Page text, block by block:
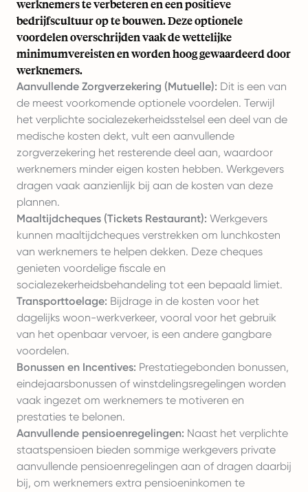
werknemers te verbeteren en een positieve
bedrijfscultuur op te bouwen. Deze optionele
voordelen overschrijden vaak de wettelijke
minimumvereisten en worden hoog gewaardeerd door
werknemers.
Aanvullende Zorgverzekering (Mutuelle): Dit is een van
de meest voorkomende optionele voordelen. Terwijl
het verplichte socialezekerheidsstelsel een deel van de
medische kosten dekt, vult een aanvullende
zorgverzekering het resterende deel aan, waardoor
werknemers minder eigen kosten hebben. Werkgevers
dragen vaak aanzienlijk bij aan de kosten van deze
plannen.
Maaltijdcheques (Tickets Restaurant): Werkgevers
kunnen maaltijdcheques verstrekken om lunchkosten
van werknemers te helpen dekken. Deze cheques
genieten voordelige fiscale en
socialezekerheidsbehandeling tot een bepaald limiet.
Transporttoelage: Bijdrage in de kosten voor het
dagelijks woon-werkverkeer, vooral voor het gebruik
van het openbaar vervoer, is een andere gangbare
voordelen.
Bonussen en Incentives: Prestatiegebonden bonussen,
eindejaarsbonussen of winstdelingsregelingen worden
vaak ingezet om werknemers te motiveren en
prestaties te belonen.
Aanvullende pensioenregelingen: Naast het verplichte
staatspensioen bieden sommige werkgevers private
aanvullende pensioenregelingen aan of dragen daarbij
bij, om werknemers extra pensioeninkomen te